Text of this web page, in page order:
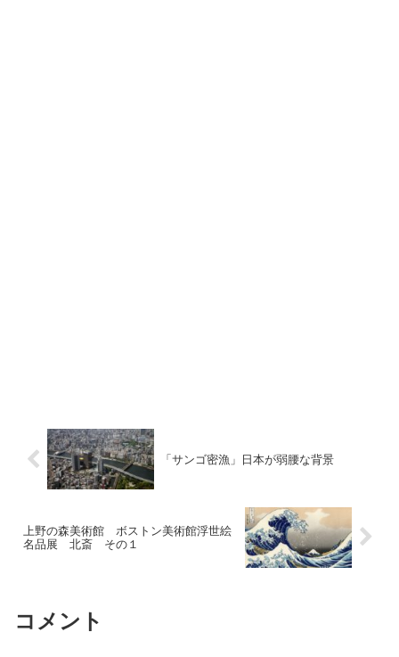
「サンゴ密漁」日本が弱腰な背景
上野の森美術館 ボストン美術館浮世絵
名品展 北斎 その１
コメント